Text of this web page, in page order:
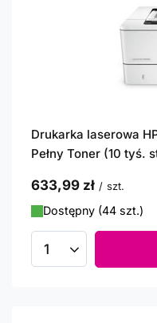
Drukarka laserowa
Pełny Toner (10 tyś.
633,99 zł / szt.
Dostępny (44 szt.)
Ilość produktów